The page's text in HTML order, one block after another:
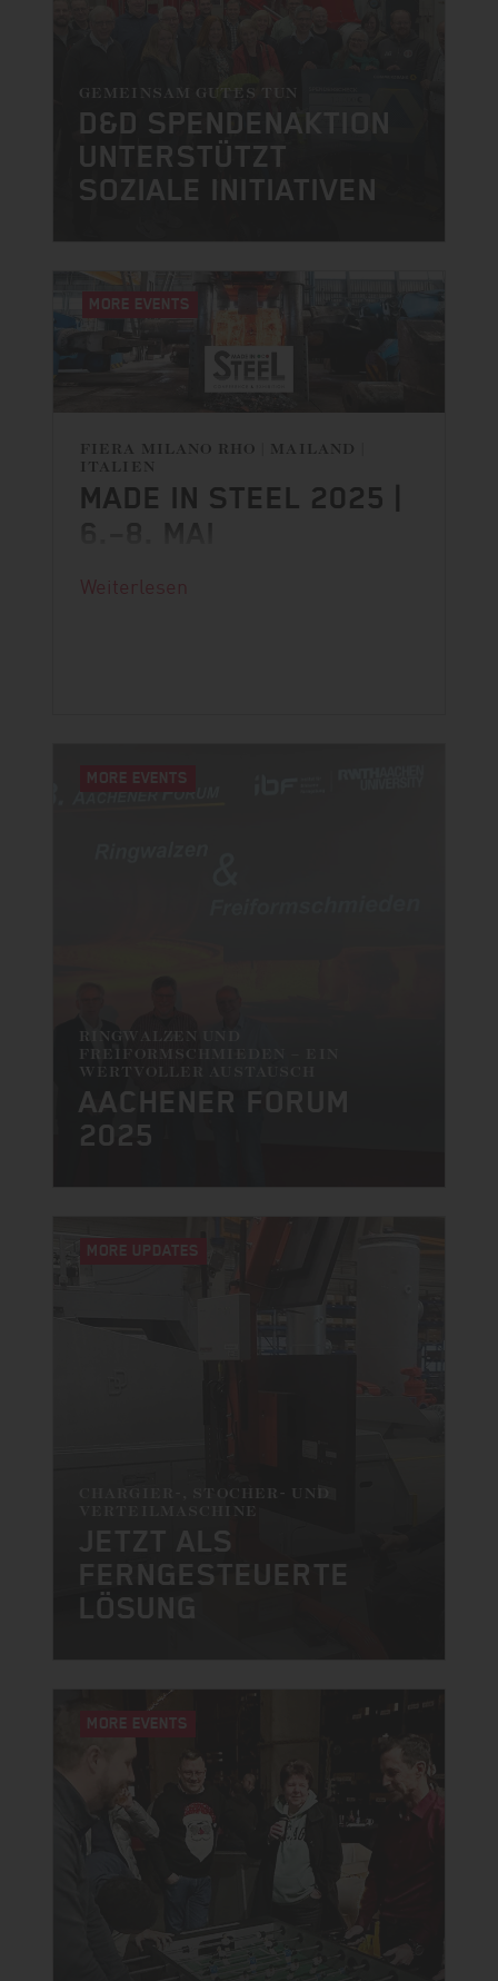
GEMEINSAM GUTES TUN
D&D SPENDENAKTION
UNTERSTÜTZT
SOZIALE INITIATIVEN
MORE EVENTS
MORE EVENTS
FIERA MILANO RHO | MAILAND |
ITALIEN
MADE IN STEEL 2025 |
Made in Steel steht bevor und wir
Weiterlesen
MORE EVENTS
RINGWALZEN UND
FREIFORMSCHMIEDEN – EIN
WERTVOLLER AUSTAUSCH
AACHENER FORUM
2025
MORE UPDATES
CHARGIER-, STOCHER- UND
VERTEILMASCHINE
JETZT ALS
FERNGESTEUERTE
LÖSUNG
MORE EVENTS